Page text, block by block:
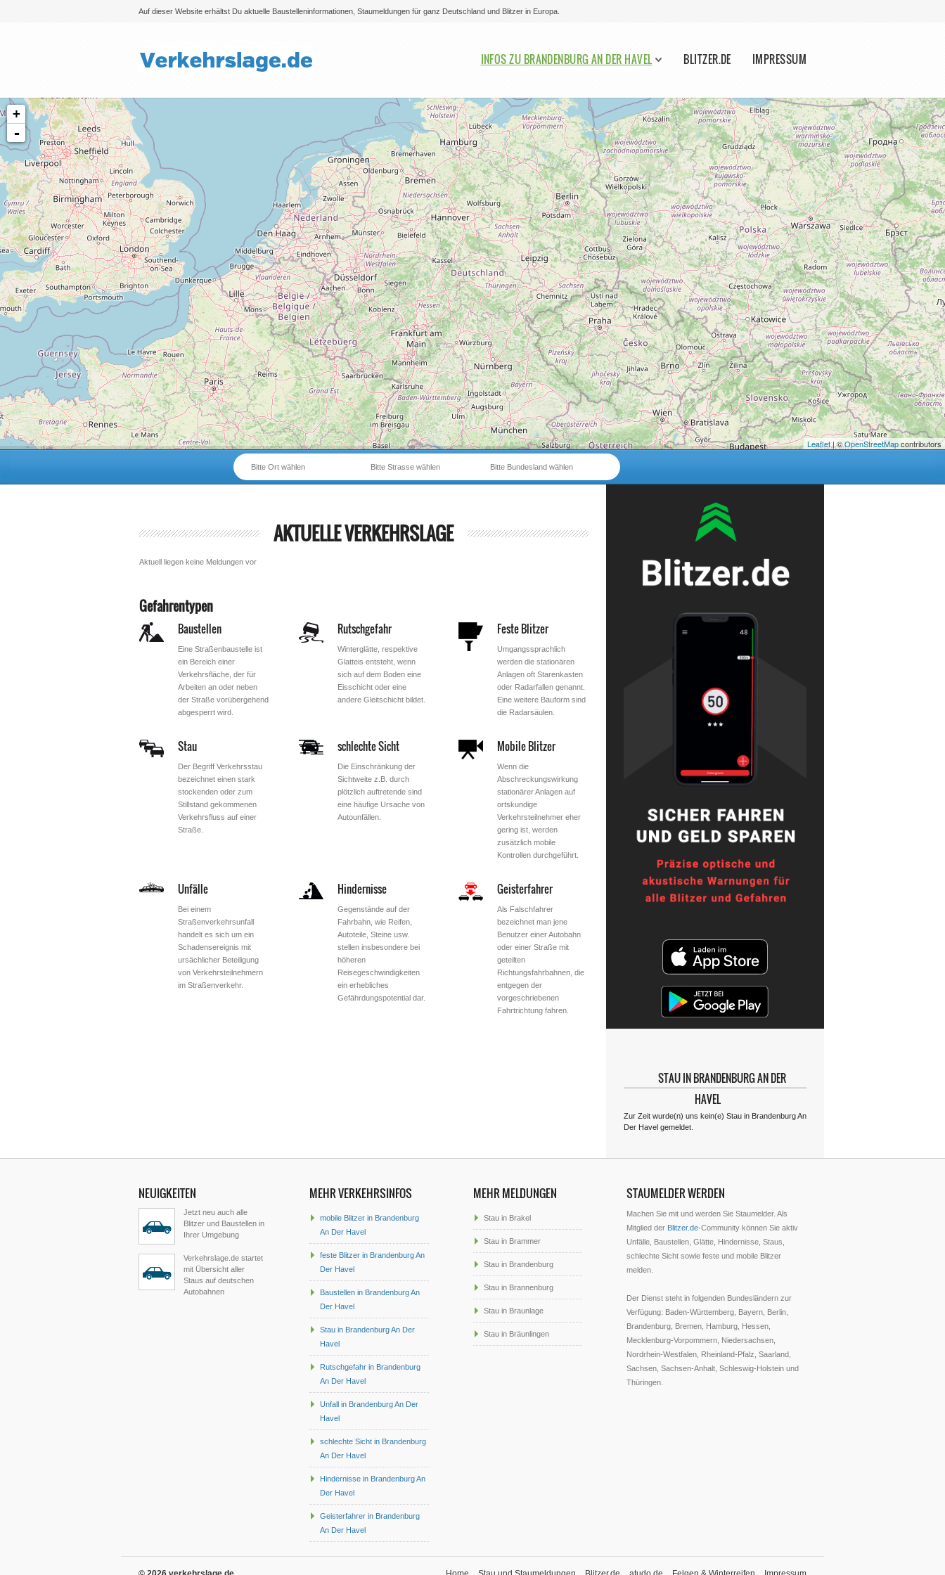
Auf dieser Website erhältst Du aktuelle Baustelleninformationen, Staumeldungen für ganz Deutschland und Blitzer in Europa.
Bitte auswählen
INFOS ZU BRANDENBURG AN DER HAVEL BLITZER.DE IMPRESSUM
+
-
Leaflet| ©OpenStreetMapcontributors
Bitte Bundesland wählen
Bitte Strasse wählen
Bitte Ort wählen
AKTUELLE VERKEHRSLAGE
Aktuell liegen keine Meldungen vor
Gefahrentypen
Baustellen
Eine Straßenbaustelle ist
ein Bereich einer
Verkehrsfläche, der für
Arbeiten an oder neben
der Straße vorübergehend
abgesperrt wird.
Rutschgefahr
Winterglätte, respektive
Glatteis entsteht, wenn
sich auf dem Boden eine
Eisschicht oder eine
andere Gleitschicht bildet.
Feste Blitzer
Umgangssprachlich
werden die stationären
Anlagen oft Starenkasten
oder Radarfallen genannt.
Eine weitere Bauform sind
die Radarsäulen.
Stau
Der Begriff Verkehrsstau
bezeichnet einen stark
stockenden oder zum
Stillstand gekommenen
Verkehrsfluss auf einer
Straße.
schlechte Sicht
Die Einschränkung der
Sichtweite z.B. durch
plötzlich auftretende sind
eine häufige Ursache von
Autounfällen.
Mobile Blitzer
Wenn die
Abschreckungswirkung
stationärer Anlagen auf
ortskundige
Verkehrsteilnehmer eher
gering ist, werden
zusätzlich mobile
Kontrollen durchgeführt.
Unfälle
Bei einem
Straßenverkehrsunfall
handelt es sich um ein
Schadensereignis mit
ursächlicher Beteiligung
von Verkehrsteilnehmern
im Straßenverkehr.
Hindernisse
Gegenstände auf der
Fahrbahn, wie Reifen,
Autoteile, Steine usw.
stellen insbesondere bei
höheren
Reisegeschwindigkeiten
ein erhebliches
Gefährdungspotential dar.
Geisterfahrer
Als Falschfahrer
bezeichnet man jene
Benutzer einer Autobahn
oder einer Straße mit
geteilten
Richtungsfahrbahnen, die
entgegen der
vorgeschriebenen
Fahrtrichtung fahren.
STAU IN BRANDENBURG AN DER
HAVEL
Zur Zeit wurde(n) uns kein(e) Stau in Brandenburg An
Der Havel gemeldet.
NEUIGKEITEN
Jetzt neu auch alle
Blitzer und Baustellen in
Ihrer Umgebung
Verkehrslage.de startet
mit Übersicht aller
Staus auf deutschen
Autobahnen
MEHR VERKEHRSINFOS
mobile Blitzer in Brandenburg
An Der Havel
feste Blitzer in Brandenburg An
Der Havel
Baustellen in Brandenburg An
Der Havel
Stau in Brandenburg An Der
Havel
Rutschgefahr in Brandenburg
An Der Havel
Unfall in Brandenburg An Der
Havel
schlechte Sicht in Brandenburg
An Der Havel
Hindernisse in Brandenburg An
Der Havel
Geisterfahrer in Brandenburg
An Der Havel
MEHR MELDUNGEN
Stau in Brakel
Stau in Brammer
Stau in Brandenburg
Stau in Brannenburg
Stau in Braunlage
Stau in Bräunlingen
STAUMELDER WERDEN
Machen Sie mit und werden Sie Staumelder. Als
Mitglied der Blitzer.de-Community können Sie aktiv
Unfälle, Baustellen, Glätte, Hindernisse, Staus,
schlechte Sicht sowie feste und mobile Blitzer
melden.
Der Dienst steht in folgenden Bundesländern zur
Verfügung: Baden-Württemberg, Bayern, Berlin,
Brandenburg, Bremen, Hamburg, Hessen,
Mecklenburg-Vorpommern, Niedersachsen,
Nordrhein-Westfalen, Rheinland-Pfalz, Saarland,
Sachsen, Sachsen-Anhalt, Schleswig-Holstein und
Thüringen.